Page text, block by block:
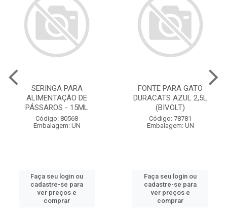
SERINGA PARA
ALIMENTAÇÃO DE
PÁSSAROS - 15ML
Código: 80568
Embalagem: UN
Faça seu login ou
cadastre-se para
ver preços e
comprar
FONTE PARA GATO
DURACATS AZUL 2,5L
(BIVOLT)
Código: 78781
Embalagem: UN
Faça seu login ou
cadastre-se para
ver preços e
comprar